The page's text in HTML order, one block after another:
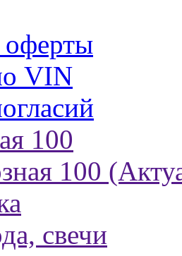
VIN
100
100
свечи